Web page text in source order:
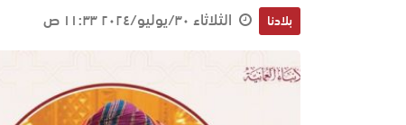
بلادنا الثلاثاء ٣٠/يوليو/٢٠٢٤ ١١:٣٣ ص